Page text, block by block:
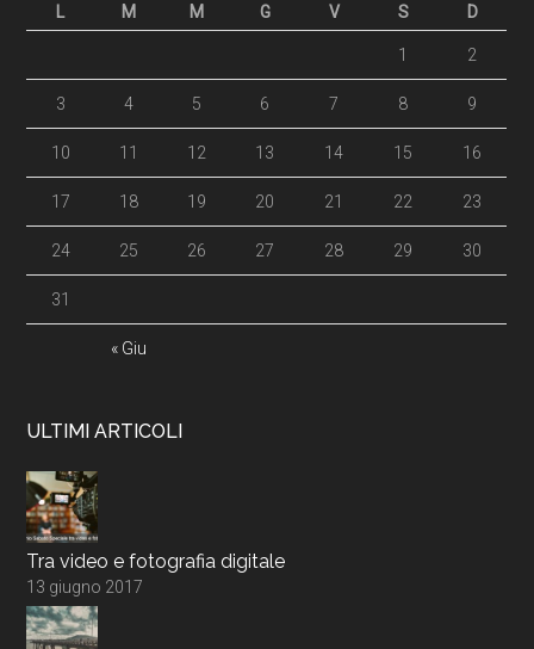
L
M M G V S D
« Giu
1 2
3 4 5 6 7 8 9
10 11 12 13 14 15 16
17 18 19 20 21 22 23
24 25 26 27 28 29 30
31
ULTIMI ARTICOLI
Tra video e fotografia digitale
13 giugno 2017